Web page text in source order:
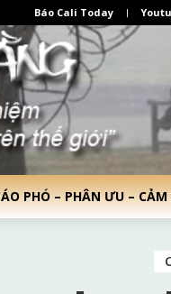
Báo Cali Today
PHÓ – PHÂN ƯU –